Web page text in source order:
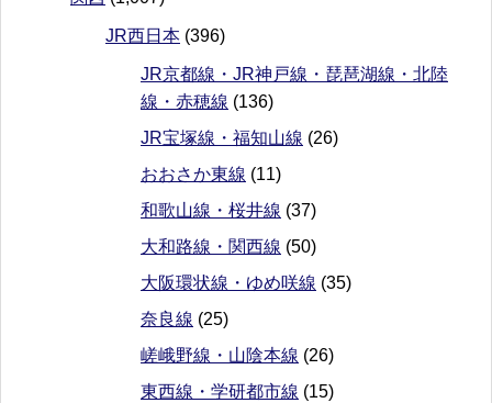
JR西日本 (396)
JR京都線・JR神戸線・琵琶湖線・北陸
線・赤穂線 (136)
JR宝塚線・福知山線 (26)
おおさか東線 (11)
和歌山線・桜井線 (37)
大和路線・関西線 (50)
大阪環状線・ゆめ咲線 (35)
奈良線 (25)
嵯峨野線・山陰本線 (26)
東西線・学研都市線 (15)